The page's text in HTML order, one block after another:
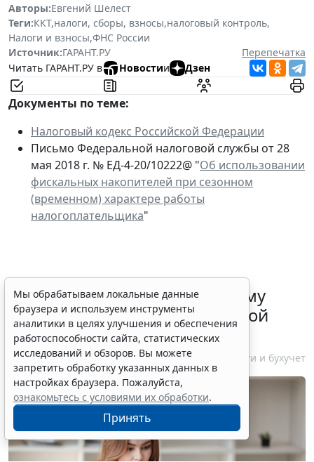
Авторы:Евгений Шелест
Теги:ККТ,налоги, сборы, взносы,налоговый контроль,
Налоги и взносы,ФНС России
Источник:ГАРАНТ.РУ
Перепечатка
Читать ГАРАНТ.РУ в
Новостии Дзен
Документы по теме:
Налоговый кодекс Российской Федерации
Письмо Федеральной налоговой службы от 28
мая 2018 г. № ЕД-4-20/10222@ "Об использовании
фискальных накопителей при сезонном
(временном) характере работы
налогоплательщика"
ФНС России рассказала малому
бизнесу о порядке упрощенной
ликвидации компании
7 августа 2026 18:16 Налоги и бухучет
Мы обрабатываем локальные данные
браузера и используем инструменты
аналитики в целях улучшения и обеспечения
работоспособности сайта, статистических
исследований и обзоров. Вы можете
запретить обработку указанных данных в
настройках браузера. Пожалуйста,
ознакомьтесь с условиями их обработки.
Принять